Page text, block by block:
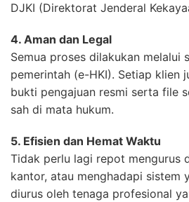
DJKI (Direktorat Jenderal
4. Aman dan Legal
Semua proses dilakukan melalui
pemerintah (e-HKI). Setiap klien
bukti pengajuan resmi serta file
sah di mata hukum.
5. Efisien dan Hemat Waktu
Tidak perlu lagi repot mengurus
kantor, atau menghadapi sistem
diurus oleh tenaga profesional